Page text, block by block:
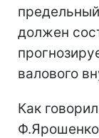
должен
валового
Как